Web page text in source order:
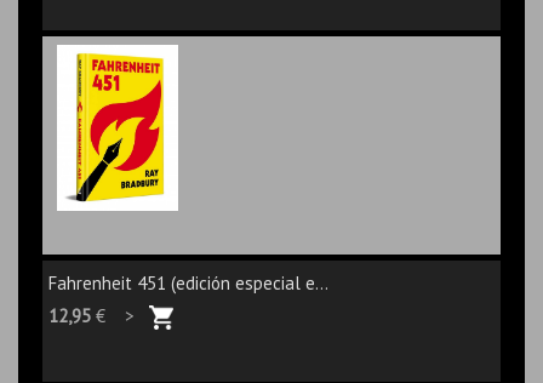
Fahrenheit 451 (edición especial e...
12,95 € >